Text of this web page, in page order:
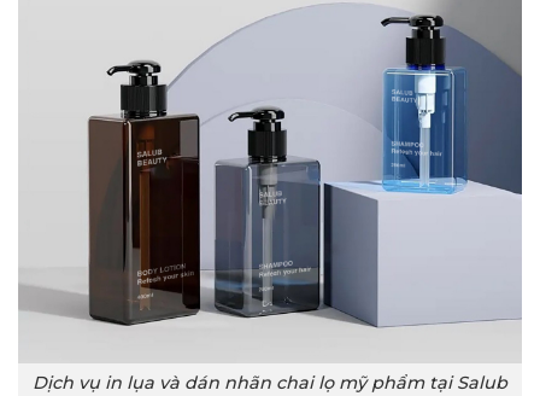
Dịch vụ in lụa và dán nhãn chai lọ mỹ phẩm tại Salub